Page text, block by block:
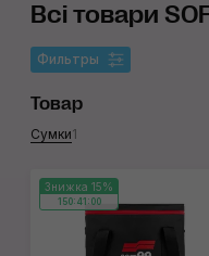
Всі товари
Фильтры
Товар
Сумки1
Знижка 15%
150:41:00